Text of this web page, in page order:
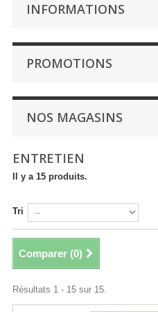
INFORMATIONS
PROMOTIONS
NOS MAGASINS
ENTRETIEN
Il y a 15 produits.
Tri
Comparer (0)
Résultats 1 - 15 sur 15.